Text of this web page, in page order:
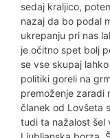
sedaj kraljico,
nazaj da bo podal
ukrepanju pri nas
je očitno spet bolj
se vse skupaj
politiki goreli na
premoženje zaradi
članek od Lovšeta
tudi ta nažalost šel